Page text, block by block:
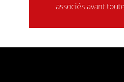
associés avant